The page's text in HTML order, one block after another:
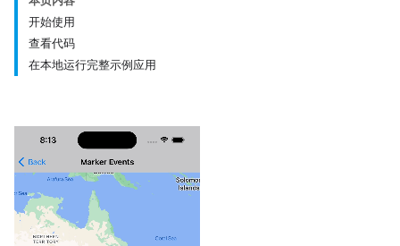
开始使用
查看代码
在本地运行完整示例应用